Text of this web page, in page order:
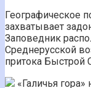
Географическое
захватывает
Заповедник
Среднерусской
притока Быстрой
«Галичья гора»